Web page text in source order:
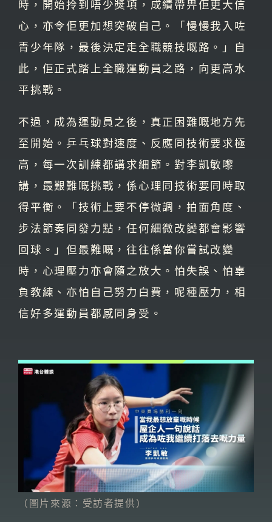
時，開始拎到唔少獎項，成績帶畀佢更大信
心，亦令佢更加想突破自己。「慢慢我入咗
青少年隊，最後決定走全職競技嘅路。」自
此，佢正式踏上全職運動員之路，向更高水
平挑戰。
不過，成為運動員之後，真正困難嘅地方先
至開始。乒乓球對速度、反應同技術要求極
高，每一次訓練都講求細節。對李凱敏嚟
講，最艱難嘅挑戰，係心理同技術要同時取
得平衡。「技術上要不停微調，拍面角度、
步法節奏同發力點，任何細微改變都會影響
回球。」但最難嘅，往往係當你嘗試改變
時，心理壓力亦會隨之放大。怕失誤、怕辜
負教練、亦怕自己努力白費，呢種壓力，相
信好多運動員都感同身受。
（圖片來源：受訪者提供）